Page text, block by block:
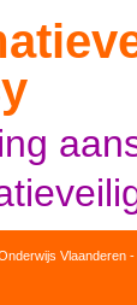
Vlaanderen